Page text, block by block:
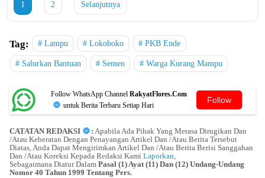
1 2 Selanjutnya
Tag: Lampu Lokoboko PKB Ende
Salurkan Bantuan Semen Warga Kurang Mampu
Follow WhatsApp Channel RakyatFlores.Com
untuk Berita Terbaru Setiap Hari
Follow
CATATAN REDAKSI : Apabila Ada Pihak Yang Merasa Dirugikan Dan
/Atau Keberatan Dengan Penayangan Artikel Dan /Atau Berita Tersebut
Diatas, Anda Dapat Mengirimkan Artikel Dan /Atau Berita Berisi Sanggahan
Dan /Atau Koreksi Kepada Redaksi Kami Laporkan,
Sebagaimana Diatur Dalam Pasal (1) Ayat (11) Dan (12) Undang-Undang
Nomor 40 Tahun 1999 Tentang Pers.